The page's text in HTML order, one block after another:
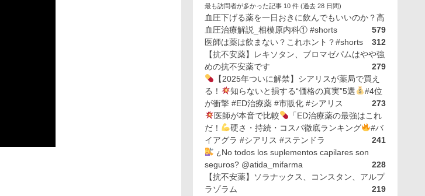
最も訪問者が多かった記事 10 件 (過去 28 日間)
血圧下げる薬を一日おきに飲んでもいいのか？高
血圧治療解説_相模原内科① #shorts
579
医師は薬は飲まない？これホント？#shorts
312
【抗不安薬】レキソタン、ブロマゼパムはやや強
めの抗不安薬です
279
【2025年ついに解禁】シアリスが薬局で買え
る！
知らないと損する“価格の真実”5選
#4位
が衝撃 #ED治療薬 #市販化 #シアリス
273
医師が本音で比較
「ED治療薬の最強はこれ
だ！
硬さ・持続・コスパ徹底ランキング
#バ
イアグラ #シアリス #ステンドラ
241
¿No todos los suplementos capilares son
seguros? @atida_mifarma
228
【抗不安薬】ソラナックス、コンスタン、アルプ
ラゾラム
219